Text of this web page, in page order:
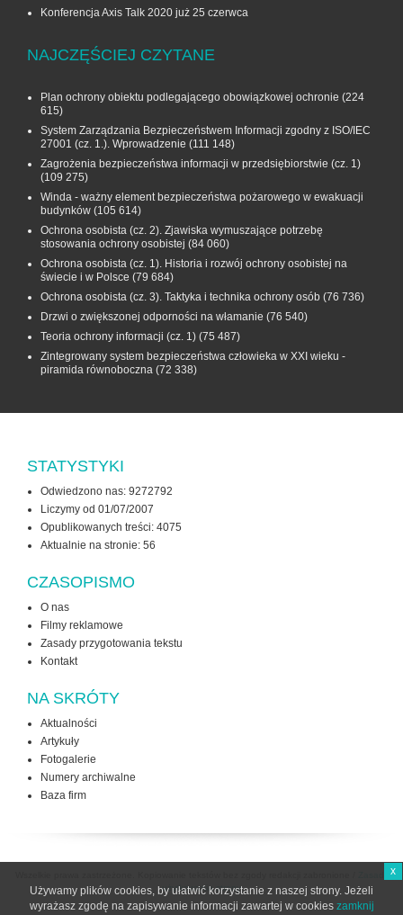
Konferencja Axis Talk 2020 już 25 czerwca
NAJCZĘŚCIEJ CZYTANE
Plan ochrony obiektu podlegającego obowiązkowej ochronie (224
615)
System Zarządzania Bezpieczeństwem Informacji zgodny z ISO/IEC
27001 (cz. 1.). Wprowadzenie (111 148)
Zagrożenia bezpieczeństwa informacji w przedsiębiorstwie (cz. 1)
(109 275)
Winda - ważny element bezpieczeństwa pożarowego w ewakuacji
budynków (105 614)
Ochrona osobista (cz. 2). Zjawiska wymuszające potrzebę
stosowania ochrony osobistej (84 060)
Ochrona osobista (cz. 1). Historia i rozwój ochrony osobistej na
świecie i w Polsce (79 684)
Ochrona osobista (cz. 3). Taktyka i technika ochrony osób (76 736)
Drzwi o zwiększonej odporności na włamanie (76 540)
Teoria ochrony informacji (cz. 1) (75 487)
Zintegrowany system bezpieczeństwa człowieka w XXI wieku -
piramida równoboczna (72 338)
STATYSTYKI
Odwiedzono nas: 9272792
Liczymy od 01/07/2007
Opublikowanych treści: 4075
Aktualnie na stronie: 56
CZASOPISMO
O nas
Filmy reklamowe
Zasady przygotowania tekstu
Kontakt
NA SKRÓTY
Aktualności
Artykuły
Fotogalerie
Numery archiwalne
Baza firm
użytkowania strony
x
Używamy plików cookies, by ułatwić korzystanie z naszej strony. Jeżeli
wyrażasz zgodę na zapisywanie informacji zawartej w cookies zamknij